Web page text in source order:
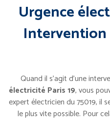
Urgence
Intervention
Quand il s’agit d’une
électricité Paris 19, vous
expert électricien du 75019, il
le plus vite possible. Pour